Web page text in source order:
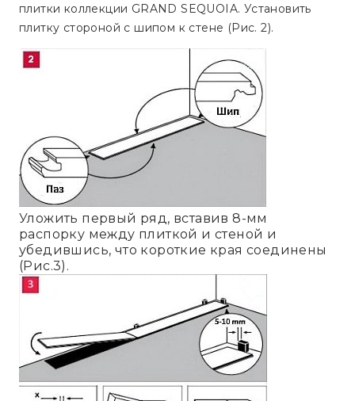
плитки коллекции GRAND SEQUOIA. Установить
плитку стороной с шипом к стене (Рис. 2).
Уложить первый ряд, вставив 8-мм
распорку между плиткой и стеной и
убедившись, что короткие края соединены
(Рис.3).